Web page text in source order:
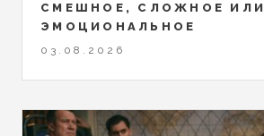
СМЕШНОЕ, СЛОЖНОЕ ИЛИ
ЭМОЦИОНАЛЬНОЕ
03.08.2026